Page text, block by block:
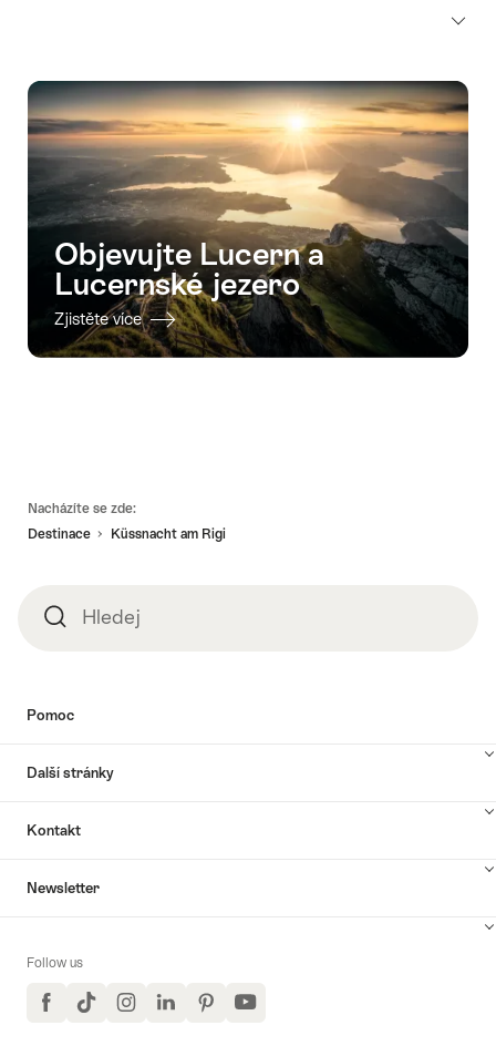
Objevujte Lucern a
Lucernské jezero
Zjistěte více
Nacházíte se zde:
Destinace
Küssnacht am Rigi
HledejHledej
Pomoc
Další stránky
Kontakt
Newsletter
Follow us
FacebookTikTokInstagramLinkedInPinterestYouTube